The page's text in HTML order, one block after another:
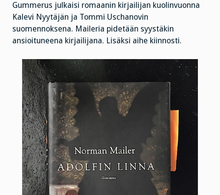
Gummerus julkaisi romaanin kirjailijan kuolinvuonna
Kalevi Nyytäjän ja Tommi Uschanovin
suomennoksena. Maileria pidetään syystäkin
ansioituneena kirjailijana. Lisäksi aihe kiinnosti.